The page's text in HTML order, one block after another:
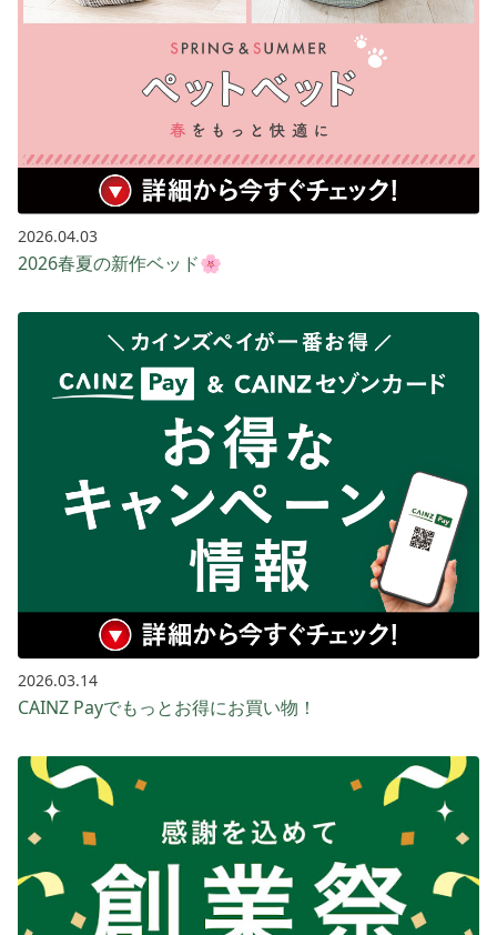
2026.04.03
2026春夏の新作ベッド🌸
2026.03.14
CAINZ Payでもっとお得に​お買い​物！​